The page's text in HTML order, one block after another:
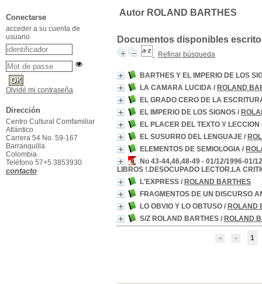
Autor ROLAND BARTHES
Documentos disponibles
Refinar búsqueda
BARTHES Y EL IMPERIO DE LOS
LA CAMARA LUCIDA / ROLAND
EL GRADO CERO DE LA
EL IMPERIO DE LOS SIGNOS /
EL PLACER DEL TEXTO Y
EL SUSURRO DEL LENGUAJE /
ELEMENTOS DE SEMIOLOGIA /
No 43-44,46,48-49 - 01/12/1996-01/
LIBROS !.DESOCUPADO LECTOR.LA
L'EXPRESS / ROLAND BARTHES
FRAGMENTOS DE UN DISCURSO
LO OBVIO Y LO OBTUSO / ROLAND
S/Z ROLAND BARTHES / ROLAND
1
Conectarse
acceder a su cuenta de
usuario
Olvidé mi contraseña
Dirección
Centro Cultural Comfamiliar
Atlántico
Carrera 54 No. 59-167
Barranquilla
Colombia
Teléfono 57+5 3853930
contacto